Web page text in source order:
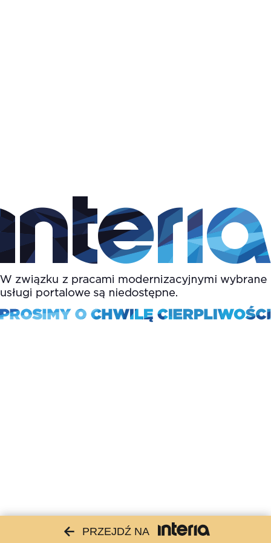
PRZEJDŹ NA